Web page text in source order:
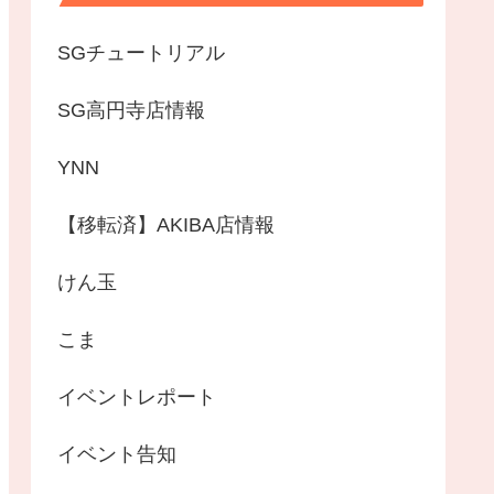
SGチュートリアル
SG高円寺店情報
YNN
【移転済】AKIBA店情報
けん玉
こま
イベントレポート
イベント告知